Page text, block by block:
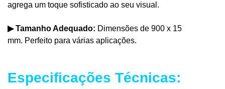
agrega um toque sofisticado ao seu visual.
▶Tamanho Adequado: Dimensões de 900 x 15
mm. Perfeito para várias aplicações.
Especificações Técnicas: